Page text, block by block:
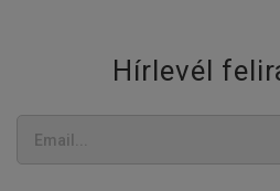
Hírlevél